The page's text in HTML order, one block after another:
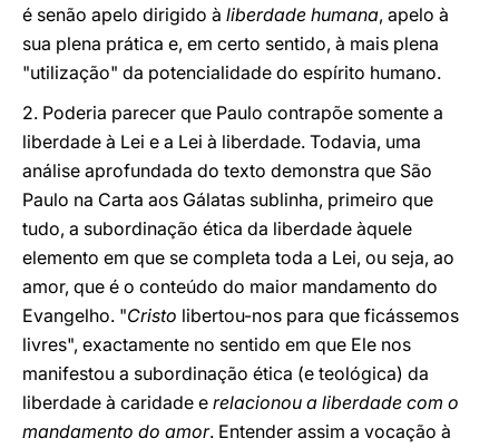
é senão apelo dirigido à liberdade humana, apelo à
sua plena prática e, em certo sentido, à mais plena
"utilização" da potencialidade do espírito humano.
2. Poderia parecer que Paulo contrapõe somente a
liberdade à Lei e a Lei à liberdade. Todavia, uma
análise aprofundada do texto demonstra que São
Paulo na Carta aos Gálatas sublinha, primeiro que
tudo, a subordinação ética da liberdade àquele
elemento em que se completa toda a Lei, ou seja, ao
amor, que é o conteúdo do maior mandamento do
Evangelho. "Cristo libertou-nos para que ficássemos
livres", exactamente no sentido em que Ele nos
manifestou a subordinação ética (e teológica) da
liberdade à caridade e relacionou a liberdade com o
mandamento do amor. Entender assim a vocação à